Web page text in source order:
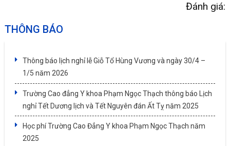
Đánh giá:
THÔNG BÁO
Thông báo lịch nghỉ lễ Giỗ Tổ Hùng Vương và ngày 30/4 –
1/5 năm 2026
Trường Cao đẳng Y khoa Phạm Ngọc Thạch thông báo Lịch
nghỉ Tết Dương lịch và Tết Nguyên đán Ất Tỵ năm 2025
Học phí Trường Cao Đẳng Y khoa Phạm Ngọc Thạch năm
2025